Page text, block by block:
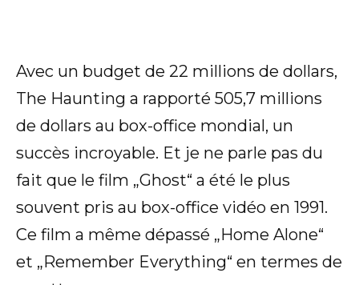
Avec un budget de 22 millions de dollars,
The Haunting a rapporté 505,7 millions
de dollars au box-office mondial, un
succès incroyable. Et je ne parle pas du
fait que le film „Ghost“ a été le plus
souvent pris au box-office vidéo en 1991.
Ce film a même dépassé „Home Alone“
et „Remember Everything“ en termes de